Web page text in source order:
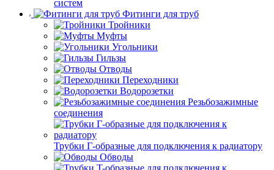
систем
Фитинги для труб
Тройники
Муфты
Угольники
Гильзы
Отводы
Переходники
Водорозетки
Резьбозажимные
соединения
Трубки Г-образные для подключения к радиатору
Обводы